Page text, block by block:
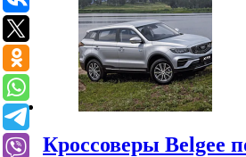
Кроссоверы Belgee